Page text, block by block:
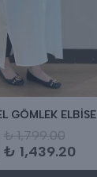
GÖMLEK ELBİSE
₺ 1,799.00
₺ 1,439.20